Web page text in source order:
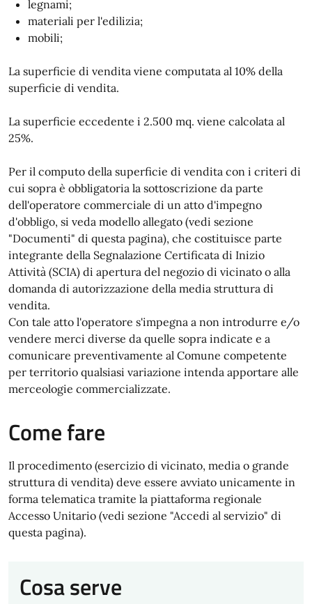
legnami;
materiali per l'edilizia;
mobili;
La superficie di vendita viene computata al 10% della
superficie di vendita.
La superficie eccedente i 2.500 mq. viene calcolata al
25%.
Per il computo della superficie di vendita con i criteri di
cui sopra è obbligatoria la sottoscrizione da parte
dell'operatore commerciale di un atto d'impegno
d'obbligo, si veda modello allegato (vedi sezione
"Documenti" di questa pagina), che costituisce parte
integrante della Segnalazione Certificata di Inizio
Attività (SCIA) di apertura del negozio di vicinato o alla
domanda di autorizzazione della media struttura di
vendita.
Con tale atto l'operatore s'impegna a non introdurre e/o
vendere merci diverse da quelle sopra indicate e a
comunicare preventivamente al Comune competente
per territorio qualsiasi variazione intenda apportare alle
merceologie commercializzate.
Come fare
Il procedimento (esercizio di vicinato, media o grande
struttura di vendita) deve essere avviato unicamente in
forma telematica tramite la piattaforma regionale
Accesso Unitario (vedi sezione "Accedi al servizio" di
questa pagina).
Cosa serve